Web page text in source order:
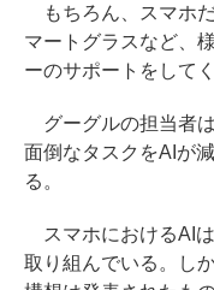
もちろん、スマホ
マートグラスなど、
ーのサポートをして
グーグルの担当者
面倒なタスクをAIが
る。
スマホにおけるAI
取り組んでいる。し